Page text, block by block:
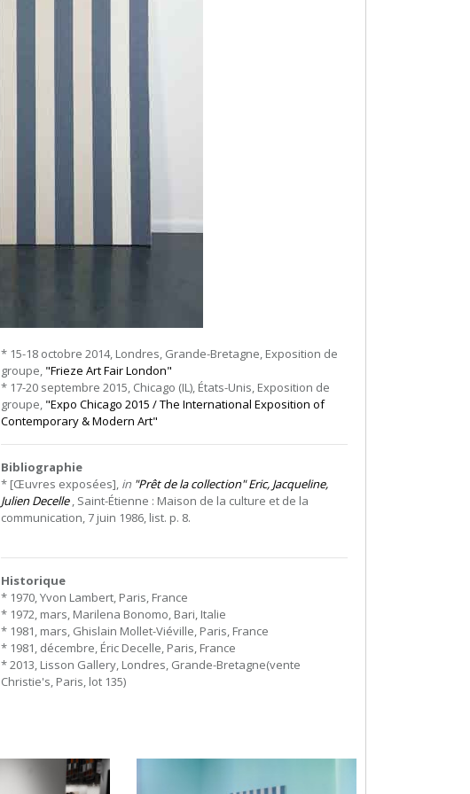
* 15-18 octobre 2014, Londres, Grande-Bretagne, Exposition de
groupe, "Frieze Art Fair London"
* 17-20 septembre 2015, Chicago (IL), États-Unis, Exposition de
groupe, "Expo Chicago 2015 / The International Exposition of
Contemporary & Modern Art"
Bibliographie
* [Œuvres exposées], in "Prêt de la collection" Eric, Jacqueline,
Julien Decelle, Saint-Étienne : Maison de la culture et de la
communication, 7 juin 1986, list. p. 8.
Historique
* 1970, Yvon Lambert, Paris, France
* 1972, mars, Marilena Bonomo, Bari, Italie
* 1981, mars, Ghislain Mollet-Viéville, Paris, France
* 1981, décembre, Éric Decelle, Paris, France
* 2013, Lisson Gallery, Londres, Grande-Bretagne(vente
Christie's, Paris, lot 135)